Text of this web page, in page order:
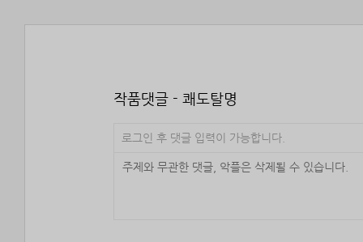
작품댓글 - 쾌도탈명
로그인 후 댓글 입력이 가능합니다.